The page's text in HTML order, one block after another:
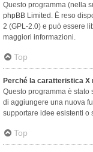
Questo programma (nella
phpBB Limited . È reso
2 (GPL-2.0) e può essere
maggiori informazioni.
Top
Perché la caratteristica X
Questo programma è stato
di aggiungere una nuova
supportare idee esistenti o
Top